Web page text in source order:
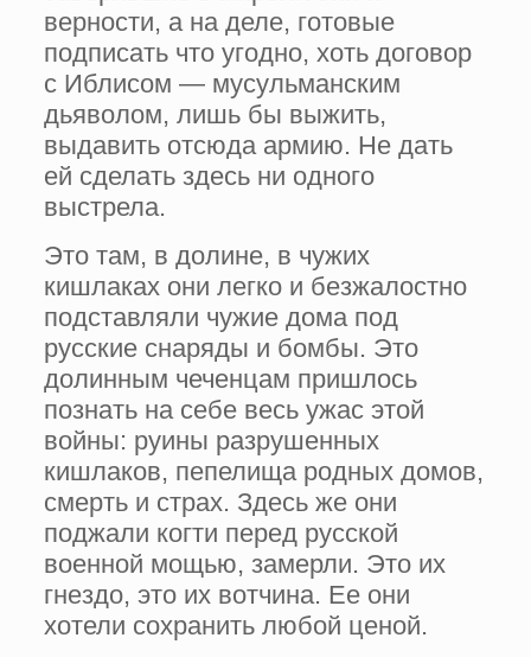
верности, а на деле, готовые
подписать что угодно, хоть договор
с Иблисом — мусульманским
дьяволом, лишь бы выжить,
выдавить отсюда армию. Не дать
ей сделать здесь ни одного
выстрела.
Это там, в долине, в чужих
кишлаках они легко и безжалостно
подставляли чужие дома под
русские снаряды и бомбы. Это
долинным чеченцам пришлось
познать на себе весь ужас этой
войны: руины разрушенных
кишлаков, пепелища родных домов,
смерть и страх. Здесь же они
поджали когти перед русской
военной мощью, замерли. Это их
гнездо, это их вотчина. Ее они
хотели сохранить любой ценой.